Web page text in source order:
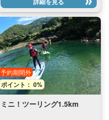
ポイント： 0%
予約期間外
ミニ！ツーリング1.5km